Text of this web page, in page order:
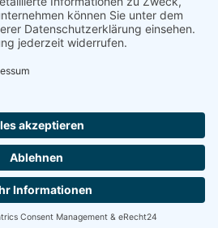
Datenschutz
Impressum